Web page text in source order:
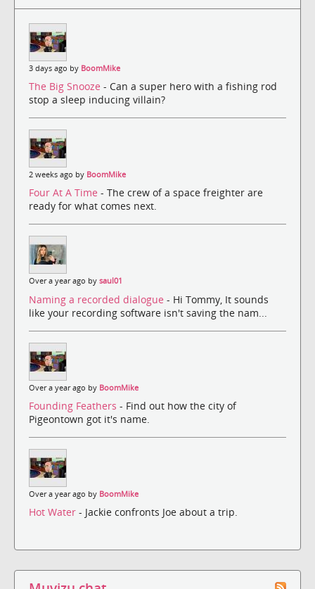
3 days ago by BoomMike
The Big Snooze - Can a super hero with a fishing rod
stop a sleep inducing villain?
2 weeks ago by BoomMike
Four At A Time - The crew of a space freighter are
ready for what comes next.
Over a year ago by saul01
Naming a recorded dialogue - Hi Tommy, It sounds
like your recording software isn't saving the nam...
Over a year ago by BoomMike
Founding Feathers - Find out how the city of
Pigeontown got it's name.
Over a year ago by BoomMike
Hot Water - Jackie confronts Joe about a trip.